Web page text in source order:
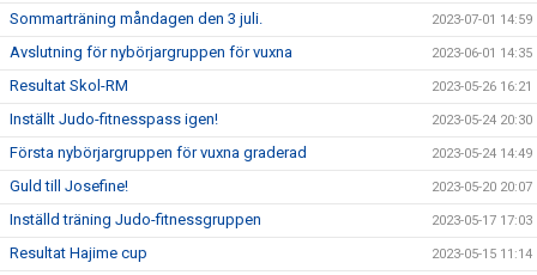
Sommarträning måndagen den 3 juli. 2023-07-01 14:59
Avslutning för nybörjargruppen för vuxna 2023-06-01 14:35
Resultat Skol-RM 2023-05-26 16:21
Inställt Judo-fitnesspass igen! 2023-05-24 20:30
Första nybörjargruppen för vuxna graderad 2023-05-24 14:49
Guld till Josefine! 2023-05-20 20:07
Inställd träning Judo-fitnessgruppen 2023-05-17 17:03
Resultat Hajime cup 2023-05-15 11:14